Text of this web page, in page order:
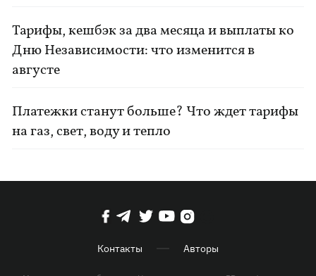
Тарифы, кешбэк за два месяца и выплаты ко
Дню Независимости: что изменится в
августе
Платежки станут больше? Что ждет тарифы
на газ, свет, воду и тепло
Контакты Авторы